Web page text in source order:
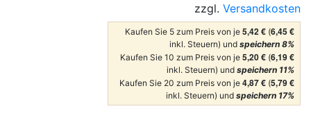
zzgl. Versandkosten
Kaufen Sie 5 zum Preis von je 5,42 € (6,45 €
inkl. Steuern) und speichern 8%
Kaufen Sie 10 zum Preis von je 5,20 € (6,19 €
inkl. Steuern) und speichern 11%
Kaufen Sie 20 zum Preis von je 4,87 € (5,79 €
inkl. Steuern) und speichern 17%